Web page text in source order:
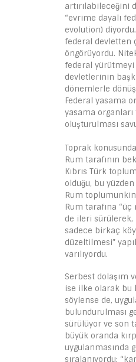
artırılabileceğini
“evrime dayalı
evolution)
federal devletten
öngörüyordu.
federal yürütmeyi
devletlerinin
dönemlerle
Federal yasama
yasama organları
oluşturulması
Toprak
Rum tarafının
Kıbrıs Türk
olduğu, bu yüzden
Rum
Rum tarafına
de ileri sürülerek,
sadece birkaç
düzeltilmesi”
varılıyordu.
Serbest dolaşım
ise ilke olarak bu
söylense de,
bulundurulması
sürülüyor ve son
büyük oranda
uygulanmasında
sıralanıyordu: